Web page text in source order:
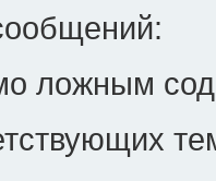
ложным